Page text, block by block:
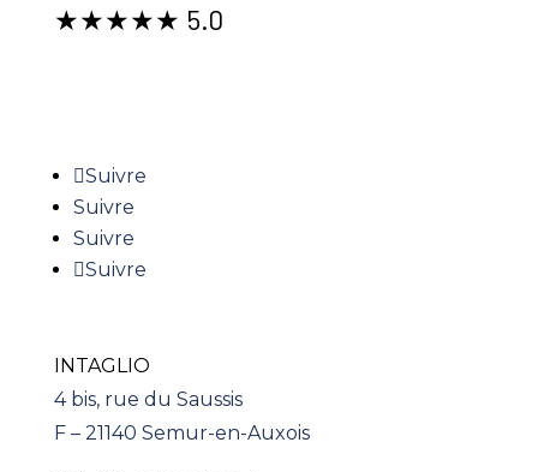
★★★★★ 5.0
Suivre
Suivre
Suivre
Suivre
INTAGLIO
4 bis, rue du Saussis
F – 21140 Semur-en-Auxois